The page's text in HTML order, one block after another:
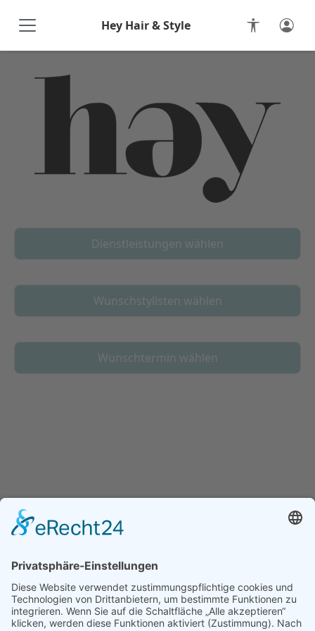
Hey Hair & Style
Online-Terminbuchung
Dienstleistungen wählen
Wunschstylisten wählen
Wunschtermin wählen